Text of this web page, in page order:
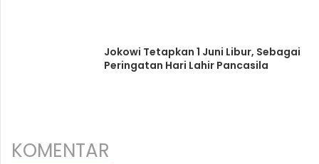
Jokowi Tetapkan 1 Juni Libur, Sebagai
Peringatan Hari Lahir Pancasila
KOMENTAR